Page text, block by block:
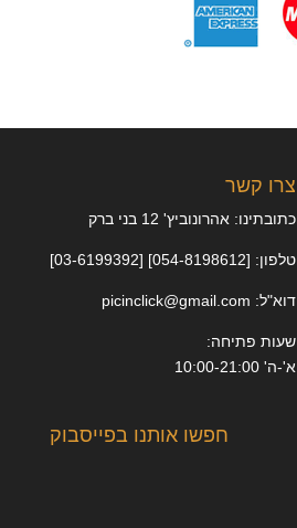
צרו קשר
כתובתינו: אהרונוביץ' 12 בני ברק
טלפון: [054-8198612] [03-6199392]
דוא"ל: picinclick@gmail.com
שעות פתיחה:
א'-ה' 10:00-21:00
חפשו אותנו בפייסבוק